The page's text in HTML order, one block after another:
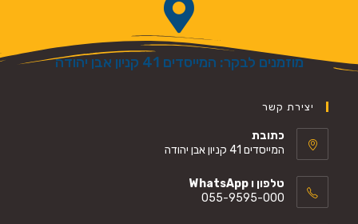
מוזמנים לבקר: המייסדים 41 קניון אבן יהודה
יצירת קשר
כתובת
המייסדים 41 קניון אבן יהודה
טלפון ו WhatsApp
055-9595-000